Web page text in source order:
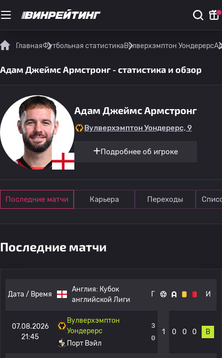
ГлавнаяФутбольная статистикаВулверхэмптон Уондерерс
Адам Джеймс Армстронг - статистика и обзор
Адам Джеймс Армстронг
Вулверхэмптон Уондерерс, 9
Подробнее об игроке
Последние матчи Карьера Переходы
Последние матчи
Дата / Время
Англия: Кубок
английской Лиги
Г И
07.08.2026
21:45
Вулверхэмптон
Уондерерс
Порт Вэйл
3
0
1 0 0 0 В